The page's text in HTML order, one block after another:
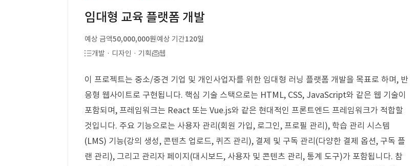
임대형 교육 플랫폼 개발
예상 금액50,000,000원예상 기간120일
개발 · 디자인 · 기획
웹
이 프로젝트는 중소/중견 기업 및 개인사업자를 위한 임대형 러닝 플랫폼 개발을 목표로 하며, 반
응형 웹사이트로 구현됩니다. 핵심 기술 스택으로는 HTML, CSS, JavaScript와 같은 웹 기술이
포함되며, 프레임워크는 React 또는 Vue.js와 같은 현대적인 프론트엔드 프레임워크가 적합할
것입니다. 주요 기능으로는 사용자 관리(회원 가입, 로그인, 프로필 관리), 학습 관리 시스템
(LMS) 기능(강의 생성, 콘텐츠 업로드, 퀴즈 관리), 결제 및 구독 관리(다양한 결제 옵션, 구독 플
랜 관리), 그리고 관리자 페이지(대시보드, 사용자 및 콘텐츠 관리, 통계 도구)가 포함됩니다. 참